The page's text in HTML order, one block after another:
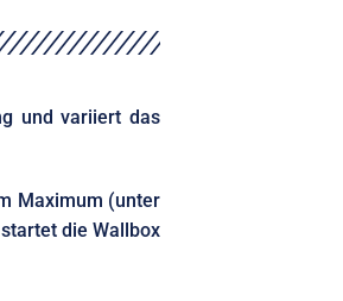
und variiert das
Maximum (unter
die Wallbox